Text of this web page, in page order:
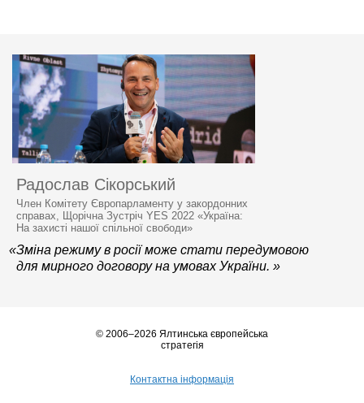
Радослав Сікорський
Член Комітету Європарламенту у закордонних
справах, Щорічна Зустріч YES 2022 «Україна:
На захисті нашої спільної свободи»
«Зміна режиму в росії може стати передумовою
для мирного договору на умовах України. »
© 2006–2026 Ялтинська європейська
стратегія
Контактна інформація